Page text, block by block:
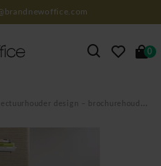
0
design – brochurehouder aluminium